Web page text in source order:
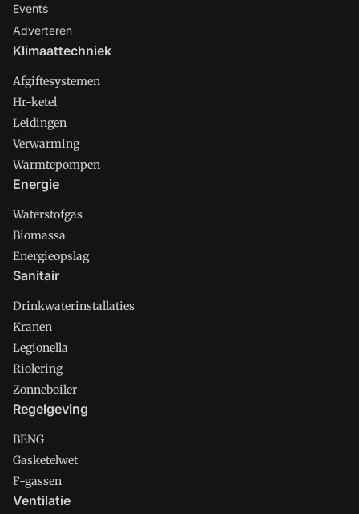
Events
Adverteren
Klimaattechniek
Afgiftesystemen
Hr-ketel
Leidingen
Verwarming
Warmtepompen
Energie
Waterstofgas
Biomassa
Energieopslag
Sanitair
Drinkwaterinstallaties
Kranen
Legionella
Riolering
Zonneboiler
Regelgeving
BENG
Gasketelwet
F-gassen
Ventilatie